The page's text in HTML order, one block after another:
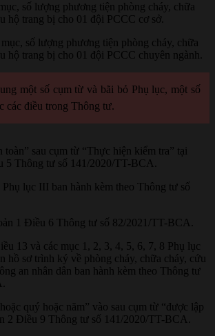
số lượng phương tiện phòng cháy, chữa
hộ trang bị cho 01 đội PCCC cơ sở.
số lượng phương tiện phòng cháy, chữa
hộ trang bị cho 01 đội PCCC chuyên ngành.
một số cụm từ và bãi bỏ Phụ lục, một số
các điều trong Thông tư.
toàn” sau cụm từ “Thực hiện kiểm tra” tại
5 Thông tư số 141/2020/TT-BCA.
lục III ban hành kèm theo Thông tư số
1 Điều 6 Thông tư số 82/2021/TT-BCA.
13 và các mục 1, 2, 3, 4, 5, 6, 7, 8 Phụ lục
hồ sơ trình ký về phòng cháy, chữa cháy, cứu
an nhân dân ban hành kèm theo Thông tư
quý hoặc năm” vào sau cụm từ “được lập
2 Điều 9 Thông tư số 141/2020/TT-BCA.